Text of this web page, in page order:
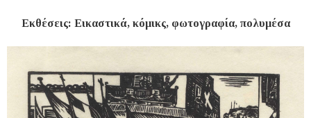
Εκθέσεις: Εικαστικά, κόμικς, φωτογραφία, πολυμέσα